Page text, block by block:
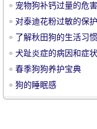
宠
宠物狗补钙过量的危害
对泰迪花粉过敏的保
了解秋田狗的生活习惯
犬趾炎症的病因和症状
春季狗狗养护宝典
狗的睡眠感